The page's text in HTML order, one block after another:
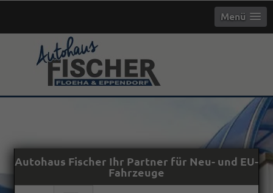
Menü
Autohaus Fischer Ihr Partner für Neu- und EU-
Fahrzeuge